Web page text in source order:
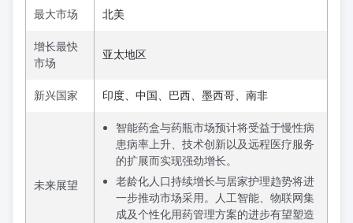
最大市场 北美
增长最快
市场
亚太地区
新兴国家 印度、中国、巴西、墨西哥、南非
未来展望
智能药盒与药瓶市场预计将受益于慢性病
患病率上升、技术创新以及远程医疗服务
的扩展而实现强劲增长。
老龄化人口持续增长与居家护理趋势将进
一步推动市场采用。人工智能、物联网集
成及个性化用药管理方案的进步有望塑造